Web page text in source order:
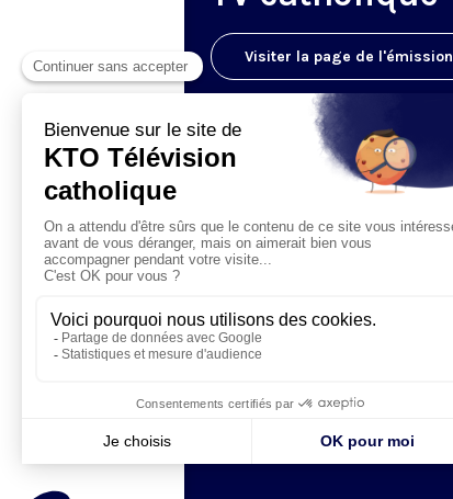
Visiter la page de l'émission